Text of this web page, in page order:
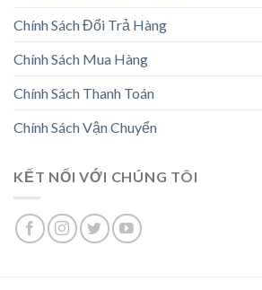
Chính Sách Đổi Trả Hàng
Chính Sách Mua Hàng
Chính Sách Thanh Toán
Chính Sách Vận Chuyển
KẾT NỐI VỚI CHÚNG TÔI